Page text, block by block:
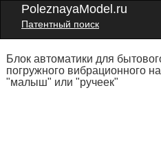
PoleznayaModel.ru
Патентный поиск
Блок автоматики для
погружного вибрационного
"малыш" или "ручеек"